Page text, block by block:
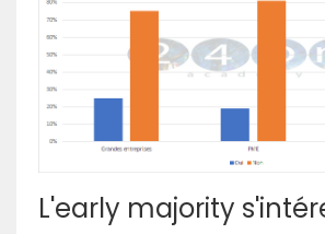
L'early majority